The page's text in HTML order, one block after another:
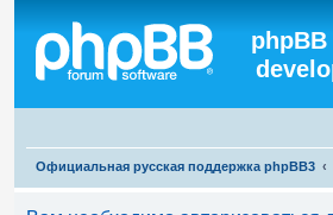
Официальная русская поддержка phpBB3